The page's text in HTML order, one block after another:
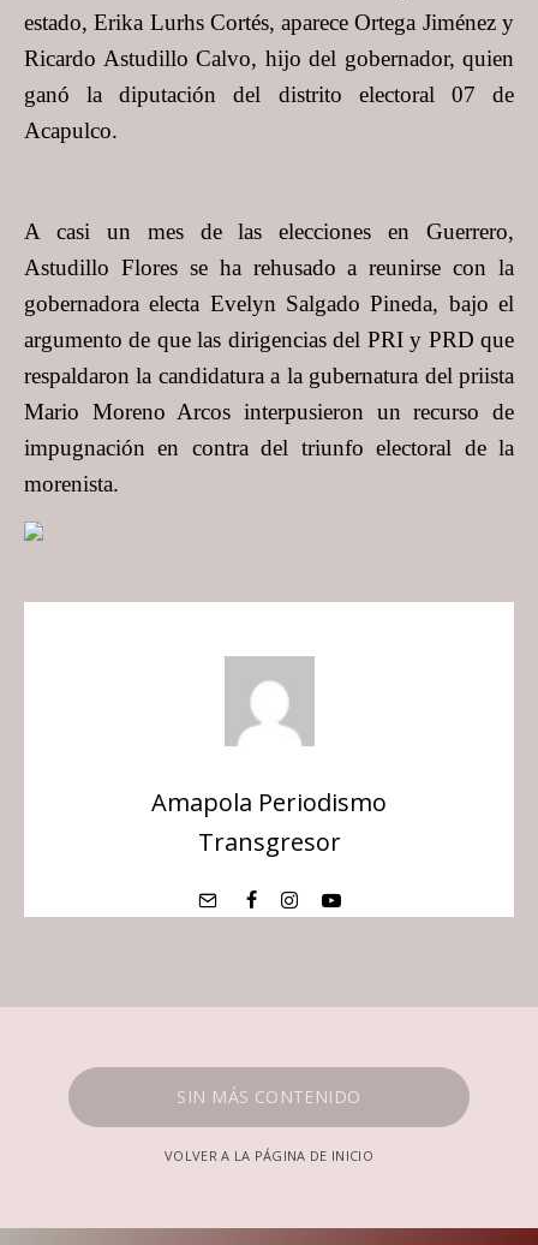
estado, Erika Lurhs Cortés, aparece Ortega Jiménez y
Ricardo Astudillo Calvo, hijo del gobernador, quien
ganó la diputación del distrito electoral 07 de
Acapulco.
A casi un mes de las elecciones en Guerrero,
Astudillo Flores se ha rehusado a reunirse con la
gobernadora electa Evelyn Salgado Pineda, bajo el
argumento de que las dirigencias del PRI y PRD que
respaldaron la candidatura a la gubernatura del priista
Mario Moreno Arcos interpusieron un recurso de
impugnación en contra del triunfo electoral de la
morenista.
Amapola Periodismo
Transgresor
SIN MÁS CONTENIDO
VOLVER A LA PÁGINA DE INICIO